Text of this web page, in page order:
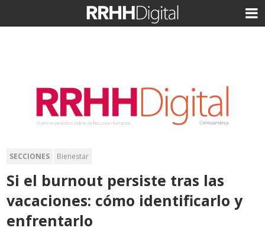
SECCIONES Bienestar
Si el burnout persiste tras las
vacaciones: cómo identificarlo y
enfrentarlo